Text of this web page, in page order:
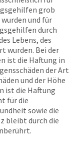
grob
und für
durch
Lebens, des
wurden. Bei der
ist die Haftung in
der Art
und der Höhe
ist die Haftung
für die
sowie die
bleibt durch die